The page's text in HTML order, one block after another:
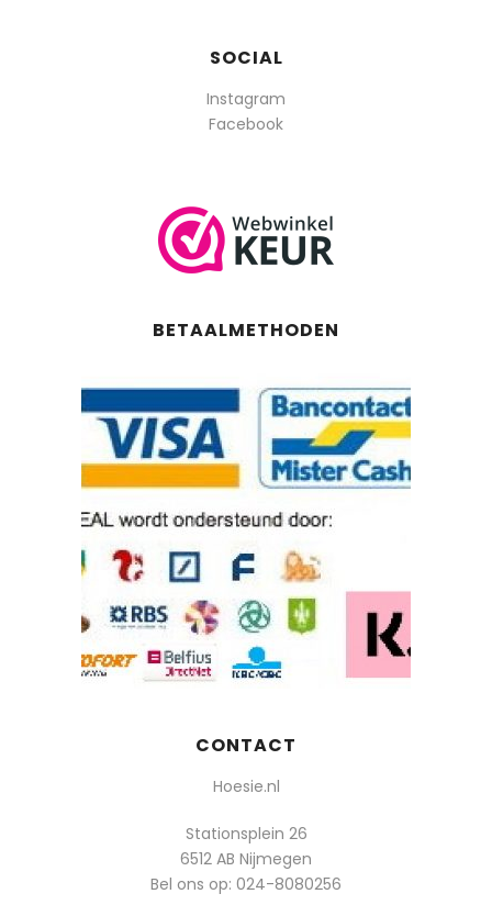
SOCIAL
Instagram
Facebook
BETAALMETHODEN
CONTACT
Hoesie.nl
Stationsplein 26
6512 AB Nijmegen
Bel ons op: 024-8080256